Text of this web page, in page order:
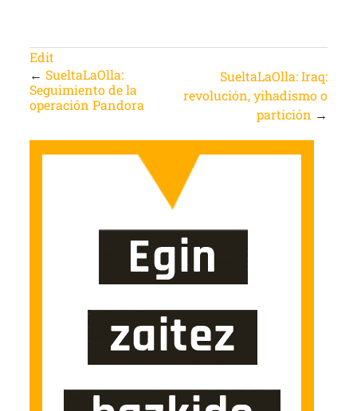
Edit
← SueltaLaOlla:
Seguimiento de la
operación Pandora
SueltaLaOlla: Iraq:
revolución, yihadismo o
partición →